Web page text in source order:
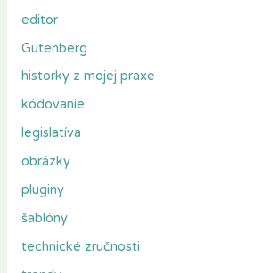
editor
Gutenberg
historky z mojej praxe
kódovanie
legislatíva
obrázky
pluginy
šablóny
technické zručnosti